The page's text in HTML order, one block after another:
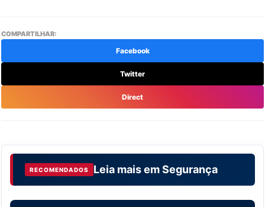
COMPARTILHAR:
Facebook
Twitter
Direct
RECOMENDADOS Leia mais emSegurança